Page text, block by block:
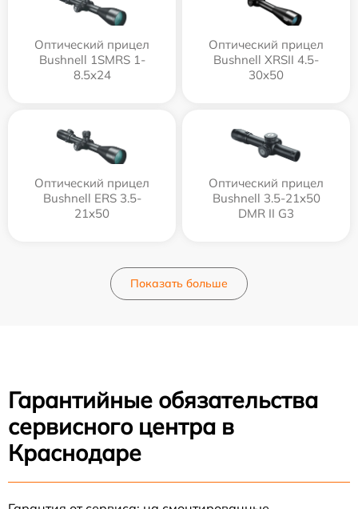
Оптический прицел
Bushnell 1SMRS 1-
8.5x24
Оптический прицел
Bushnell XRSII 4.5-
30x50
Оптический прицел
Bushnell ERS 3.5-
21x50
Оптический прицел
Bushnell 3.5-21x50
DMR II G3
Показать больше
Гарантийные обязательства
сервисного центра в
Краснодаре